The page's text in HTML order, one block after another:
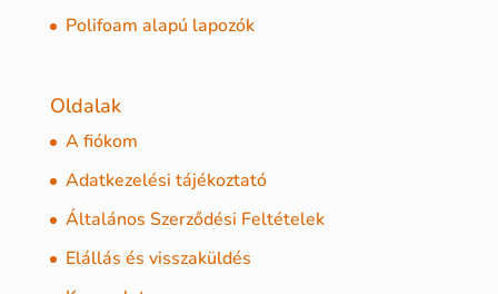
Polifoam alapú lapozók
Oldalak
A fiókom
Adatkezelési tájékoztató
Általános Szerződési Feltételek
Elállás és visszaküldés